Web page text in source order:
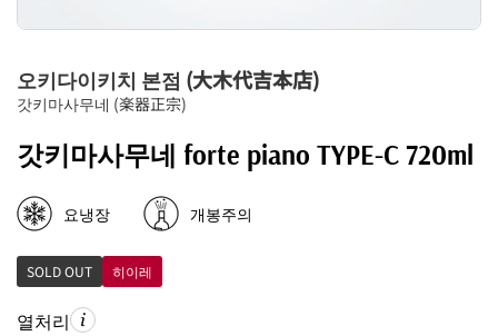
오키다이키치 본점 (大木代吉本店)
갓키마사무네 (楽器正宗)
갓키마사무네 forte piano TYPE-C 720ml
요냉장 개봉주의
SOLD OUT 히이레
열처리